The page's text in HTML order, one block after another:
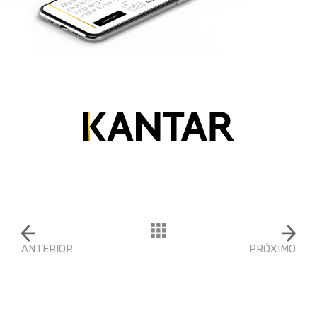
ANTERIOR PRÓXIMO